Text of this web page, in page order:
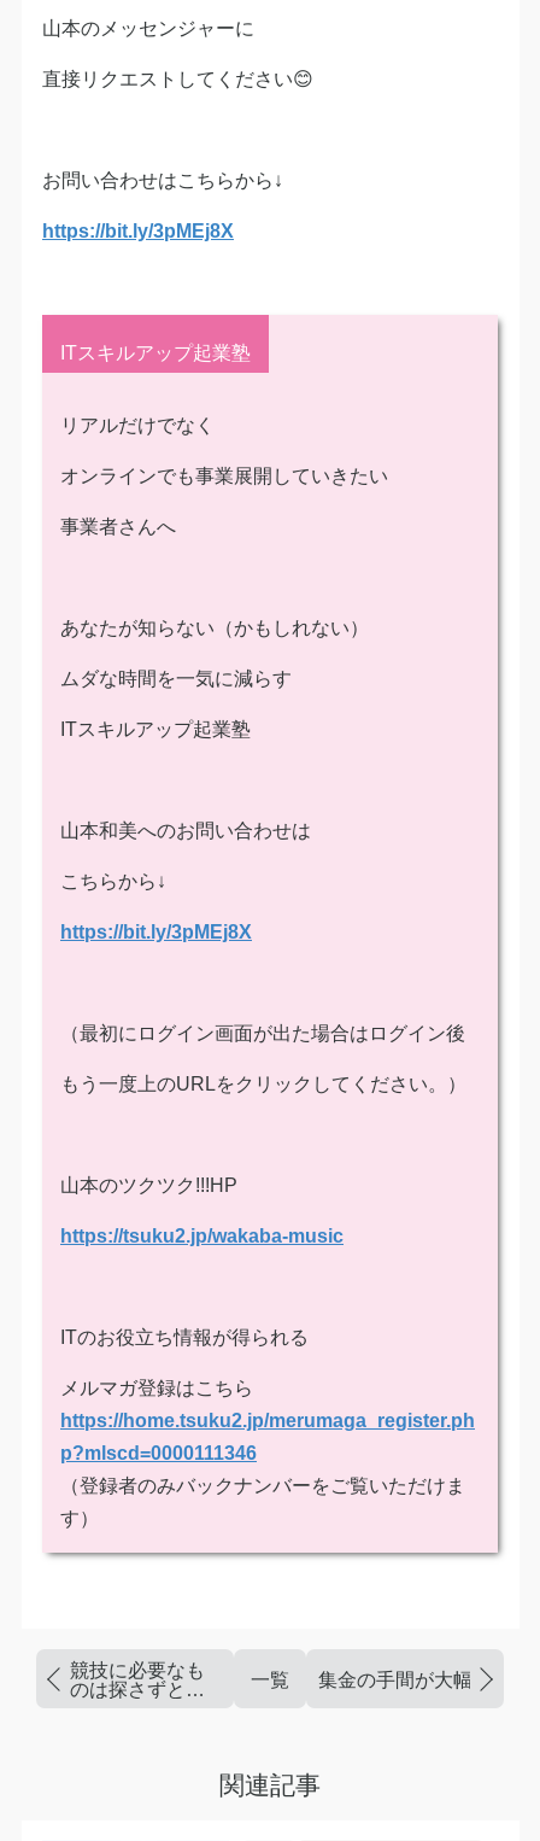
山本のメッセンジャーに
直接リクエストしてください😊
お問い合わせはこちらから↓
https://bit.ly/3pMEj8X
ITスキルアップ起業塾
リアルだけでなく
オンラインでも事業展開していきたい
事業者さんへ
あなたが知らない（かもしれない）
ムダな時間を一気に減らす
ITスキルアップ起業塾
山本和美へのお問い合わせは
こちらから↓
https://bit.ly/3pMEj8X
（最初にログイン画面が出た場合はログイン後
もう一度上のURLをクリックしてください。）
山本のツクツク!!!HP
https://tsuku2.jp/wakaba-music
ITのお役立ち情報が得られる
メルマガ登録はこちら
https://home.tsuku2.jp/merumaga_register.ph
p?mlscd=0000111346
（登録者のみバックナンバーをご覧いただけま
す）
競技に必要なも
のは探さずとも
一覧 集金の手間が大幅に省け
関連記事